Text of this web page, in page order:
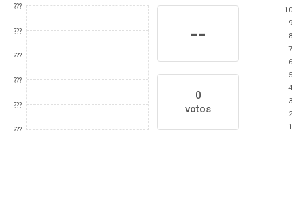
???
???
???
???
???
???
--
0
votos
10
9
8
7
6
5
4
3
2
1